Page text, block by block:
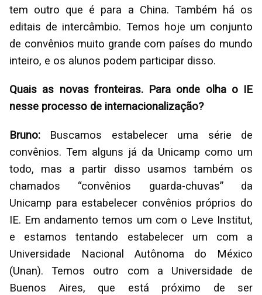
tem outro que é para a China. Também há os
editais de intercâmbio. Temos hoje um conjunto
de convênios muito grande com países do mundo
inteiro, e os alunos podem participar disso.
Quais as novas fronteiras. Para onde olha o IE
nesse processo de internacionalização?
Bruno: Buscamos estabelecer uma série de
convênios. Tem alguns já da Unicamp como um
todo, mas a partir disso usamos também os
chamados “convênios guarda-chuvas” da
Unicamp para estabelecer convênios próprios do
IE. Em andamento temos um com o Leve Institut,
e estamos tentando estabelecer um com a
Universidade Nacional Autônoma do México
(Unan). Temos outro com a Universidade de
Buenos Aires, que está próximo de ser